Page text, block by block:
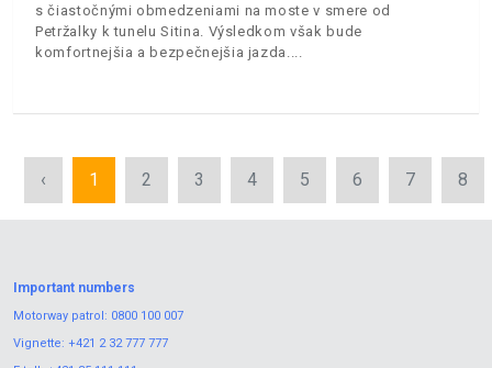
s čiastočnými obmedzeniami na moste v smere od
Petržalky k tunelu Sitina. Výsledkom však bude
komfortnejšia a bezpečnejšia jazda.
‹ 1 2 3 4 5 6 7 8
Important numbers
Motorway patrol: 0800 100 007
Vignette: +421 2 32 777 777